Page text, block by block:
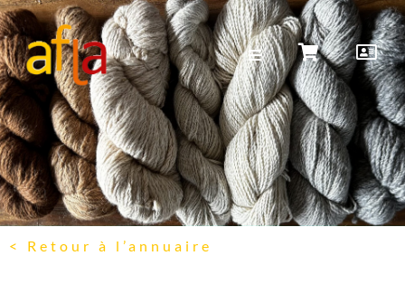
< Retour à l’annuaire